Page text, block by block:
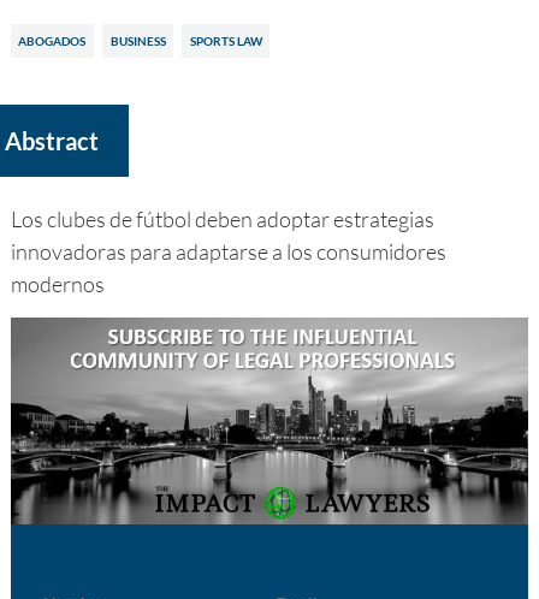
ABOGADOS BUSINESS SPORTS LAW
Abstract
Los clubes de fútbol deben adoptar estrategias
innovadoras para adaptarse a los consumidores
modernos